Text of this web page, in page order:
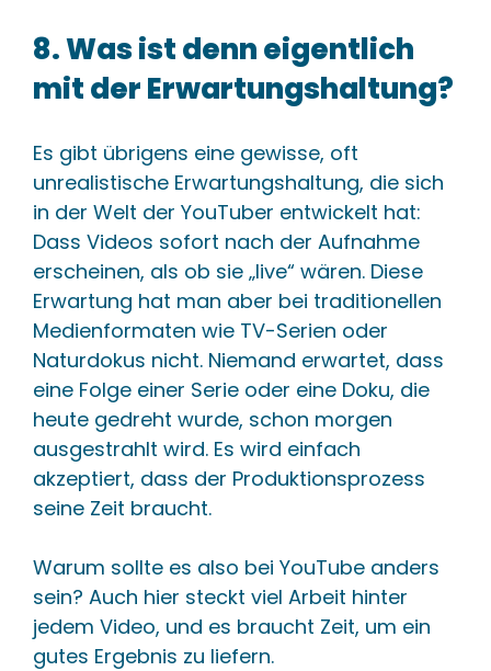
8. Was ist denn eigentlich
mit der Erwartungshaltung?
Es gibt übrigens eine gewisse, oft
unrealistische Erwartungshaltung, die sich
in der Welt der YouTuber entwickelt hat:
Dass Videos sofort nach der Aufnahme
erscheinen, als ob sie „live“ wären. Diese
Erwartung hat man aber bei traditionellen
Medienformaten wie TV-Serien oder
Naturdokus nicht. Niemand erwartet, dass
eine Folge einer Serie oder eine Doku, die
heute gedreht wurde, schon morgen
ausgestrahlt wird. Es wird einfach
akzeptiert, dass der Produktionsprozess
seine Zeit braucht.
Warum sollte es also bei YouTube anders
sein? Auch hier steckt viel Arbeit hinter
jedem Video, und es braucht Zeit, um ein
gutes Ergebnis zu liefern.